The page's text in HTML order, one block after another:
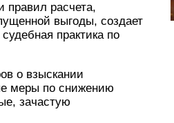
правил расчета,
выгоды, создает
практика по
о взыскании
меры по снижению
зачастую